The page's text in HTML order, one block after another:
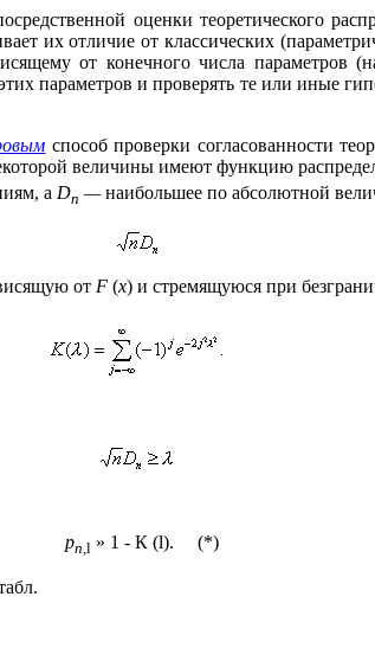
оценки теоретического
их отличие от классических
от конечного числа параметров
параметров и проверять те или иные
способ проверки согласованности
величины имеют функцию
a Dn —наибольшее по абсолютной
от F (x) и стремящуюся при
pn, l » 1 - К (l). (*)